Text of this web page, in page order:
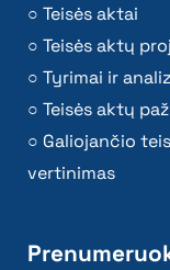
Teisės aktai
Teisės aktų
Tyrimai ir
Teisės aktų
Galiojančio
vertinimas